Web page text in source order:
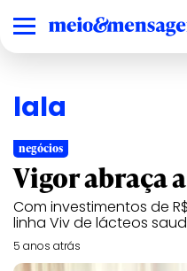
lala
negócios
Vigor abraça
Com investimentos de
linha Viv de lácteos
5 anos atrás